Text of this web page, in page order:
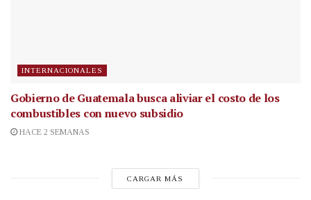
INTERNACIONALES
Gobierno de Guatemala busca aliviar el costo de los
combustibles con nuevo subsidio
HACE 2 SEMANAS
CARGAR MÁS